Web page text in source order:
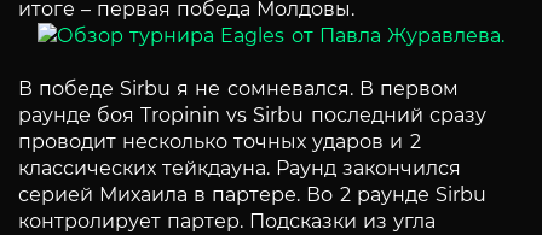
итоге – первая победа Молдовы.
В победе Sirbu я не сомневался. В первом
раунде боя Tropinin vs Sirbu последний сразу
проводит несколько точных ударов и 2
классических тейкдауна. Раунд закончился
серией Михаила в партере. Во 2 раунде Sirbu
контролирует партер. Подсказки из угла